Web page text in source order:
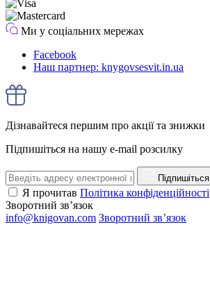
Ми у соціальних мережах
Facebook
Наш партнер: knygovsesvit.in.ua
Дізнавайтеся першим про акції та знижки
Підпишіться на нашу e-mail розсилку
Підпишіться
Я прочитав Політика конфіденційності
Зворотний зв’язок
info@knigovan.com Зворотний зв’язок